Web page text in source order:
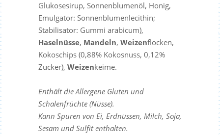
Glukosesirup, Sonnenblumenöl, Honig,
Emulgator: Sonnenblumenlecithin;
Stabilisator: Gummi arabicum),
Haselnüsse, Mandeln, Weizenflocken,
Kokoschips (0,88% Kokosnuss, 0,12%
Zucker), Weizenkeime.
Enthält die Allergene Gluten und
Schalenfrüchte (Nüsse).
Kann Spuren von Ei, Erdnüssen, Milch, Soja,
Sesam und Sulfit enthalten.